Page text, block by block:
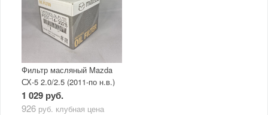
Фильтр масляный Mazda
СХ-5 2.0/2.5 (2011-по н.в.)
1 029 руб.
926 руб. клубная цена